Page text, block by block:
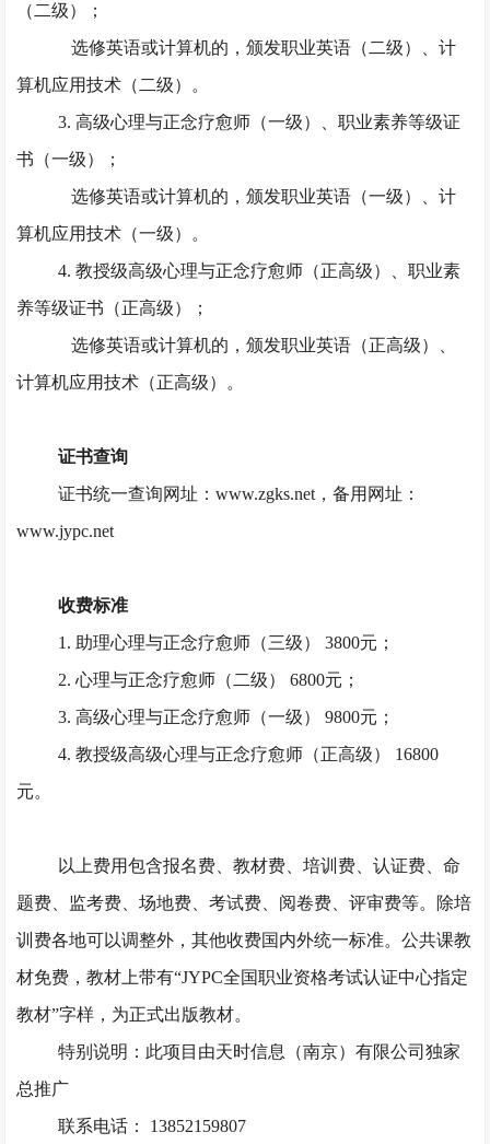
（二级）；
选修英语或计算机的，颁发职业英语（二级）、计
算机应用技术（二级）。
3. 高级心理与正念疗愈师（一级）、职业素养等级证
书（一级）；
选修英语或计算机的，颁发职业英语（一级）、计
算机应用技术（一级）。
4. 教授级高级心理与正念疗愈师（正高级）、职业素
养等级证书（正高级）；
选修英语或计算机的，颁发职业英语（正高级）、
计算机应用技术（正高级）。
证书查询
证书统一查询网址： www.zgks.net，备用网址：
www.jypc.net
收费标准
1. 助理心理与正念疗愈师（三级） 3800元；
2. 心理与正念疗愈师（二级） 6800元；
3. 高级心理与正念疗愈师（一级） 9800元；
4. 教授级高级心理与正念疗愈师（正高级） 16800
元。
以上费用包含报名费、教材费、培训费、认证费、命
题费、监考费、场地费、考试费、阅卷费、评审费等。除培
训费各地可以调整外，其他收费国内外统一标准。公共课教
材免费，教材上带有“JYPC全国职业资格考试认证中心指定
教材”字样，为正式出版教材。
特别说明：此项目由天时信息（南京）有限公司独家
总推广
联系电话： 13852159807